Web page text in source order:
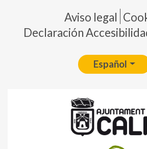
Pie
Aviso legal
Declaración
Español